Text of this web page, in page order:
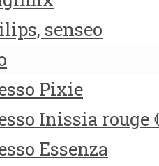
senseo
Pixie
Inissia rouge
Essenza